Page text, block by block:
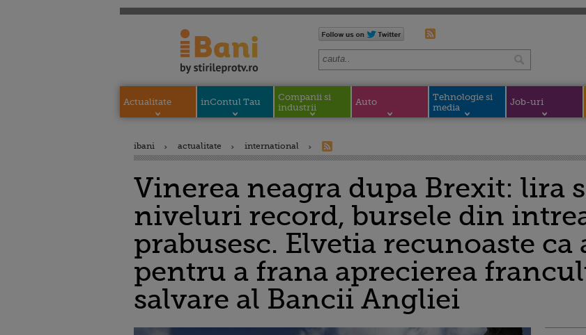
Actualitate inContul Tau
Companii si
industrii
Auto
Tehnologie si
media
Job-uri
ibani actualitate international
Vinerea neagra dupa Brexit: lira
niveluri record, bursele din
prabusesc. Elvetia recunoaste
pentru a frana aprecierea
salvare al Bancii Angliei